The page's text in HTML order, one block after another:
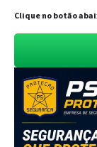
Clique no botão